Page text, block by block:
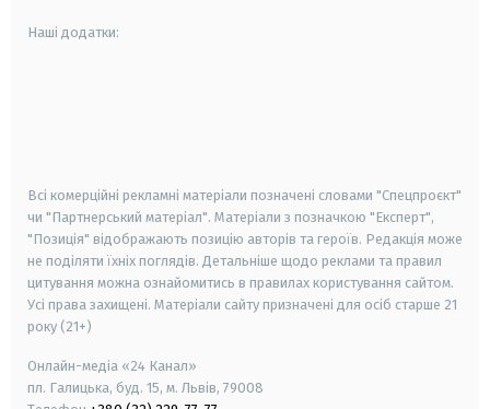
Наші додатки:
Всі комерційні рекламні матеріали позначені словами "Спецпроєкт"
чи "Партнерський матеріал". Матеріали з позначкою "Експерт",
"Позиція" відображають позицію авторів та героїв. Редакція може
не поділяти їхніх поглядів. Детальніше щодо реклами та правил
цитування можна ознайомитись в правилах користування сайтом.
Усі права захищені. Матеріали сайту призначені для осіб старше 21
року (21+)
Онлайн-медіа «24 Канал»
пл. Галицька, буд. 15, м. Львів, 79008